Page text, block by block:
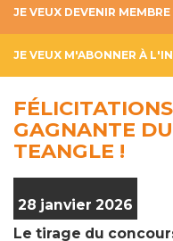
JE VEUX DEVENIR MEMBRE
JE VEUX M'ABONNER À
GAGNANTE
TEANGLE !
28 janvier 2026
Le tirage du